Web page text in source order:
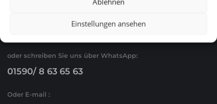
Einstellungen ansehen
oder schreiben Sie uns über WhatsApp:
01590/ 8 63 65 63
Oder E-mail :